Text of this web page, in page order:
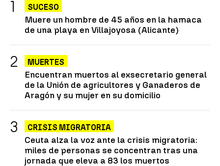
SUCESO
Muere un hombre de 45 años en la hamaca
de una playa en Villajoyosa (Alicante)
MUERTES
Encuentran muertos al exsecretario general
de la Unión de agricultores y Ganaderos de
Aragón y su mujer en su domicilio
CRISIS MIGRATORIA
Ceuta alza la voz ante la crisis migratoria:
miles de personas se concentran tras una
jornada que eleva a 83 los muertos